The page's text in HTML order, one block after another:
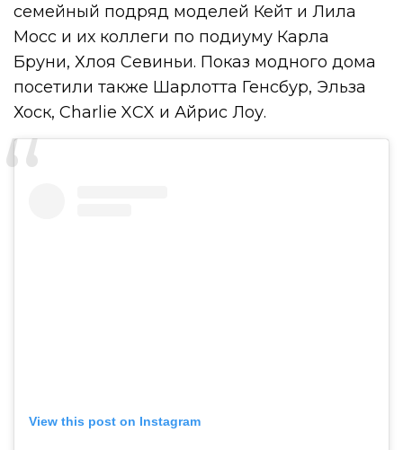
семейный подряд моделей Кейт и Лила
Мосс и их коллеги по подиуму Карла
Бруни, Хлоя Севиньи. Показ модного дома
посетили также Шарлотта Генсбур, Эльза
Хоск, Charlie XCX и Айрис Лоу.
View this post on Instagram